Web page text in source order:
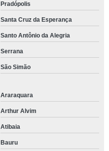
Pradópolis
Santa Cruz da Esperança
Santo Antônio da Alegria
Serrana
São Simão
Araraquara
Arthur Alvim
Atibaia
Bauru